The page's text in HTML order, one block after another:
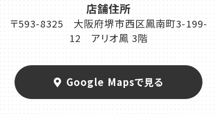
店舗住所
〒593-8325 大阪府堺市西区鳳南町3-199-
12 アリオ鳳 3階
Google Mapsで見る